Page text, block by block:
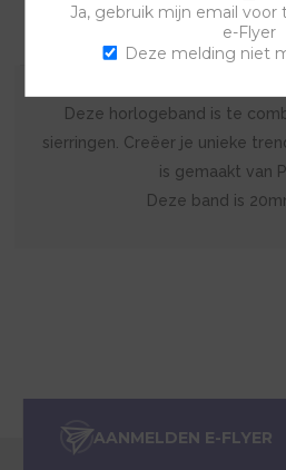
VRAGEN?
Deze horlogeband is te
sierringen. Creëer je unieke
is gemaakt van
Deze band is
Ja, gebruik mijn email voor
e-Flyer
Deze melding niet